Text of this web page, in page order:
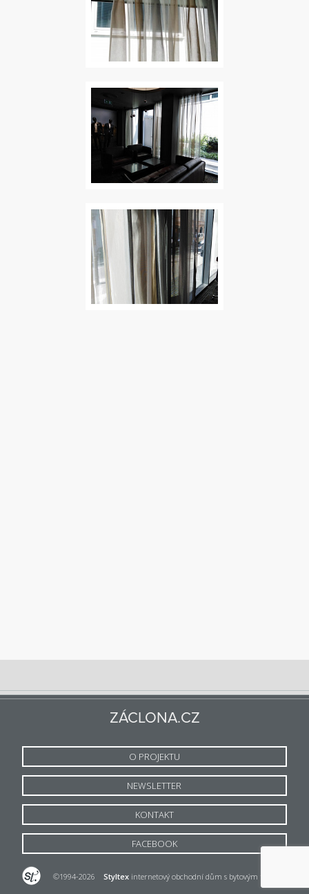
ZÁCLONA.CZ
O PROJEKTU
NEWSLETTER
KONTAKT
FACEBOOK
©1994-2026 Styltexinternetový obchodní dům s bytovým textilem